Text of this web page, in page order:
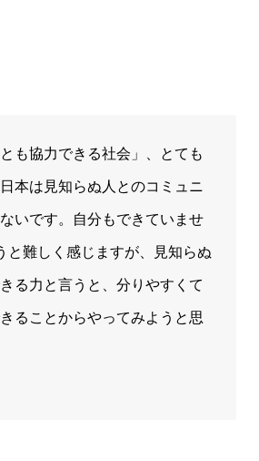
も協力できる社会」、とても
本は見知らぬ人とのコミュニ
いです。自分もできていませ
と難しく感じますが、見知らぬ
る力と言うと、分りやすくて
ることからやってみようと思